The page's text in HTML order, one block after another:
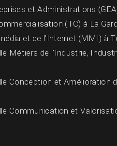
et Administrations
(TC) à La
et de l’Internet (MMI) à
Métiers de l’Industrie,
Conception et Amélioration
Communication et